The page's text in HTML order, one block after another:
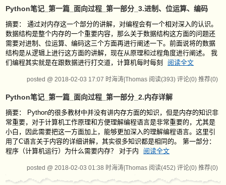
Python笔记_第一篇_面向过程_第一部分_3.进制、位运算、编码
摘要： 通过对内存这一个部分的讲解，对编程会有一个相对深入的认识。
数据结构是整个内存的一个重要内容，那么关于数据结构这方面的问题还
需要对进制、位运算、编码这三个方面再进行阐述一下。前面说将的数据
结构是从逻辑上进行这方面的讲解，现在从原理和过程角度进行阐述。 我
们编程其实就是在跟数据进行打交道，计算机每时每刻
阅读全文
posted @ 2018-02-03 17:07 时海涛|Thomas 阅读(393) 评论(0) 推荐(0)
Python笔记_第一篇_面向过程_第一部分_2.内存详解
摘要： Python的很多教材中并没有讲内存方面的知识，但是内存的知识非
常重要，对于计算机工作原理和方便理解编程语言是非常重要的，尤其是
小白，因此需要把这一方面加上，能够更加深入的理解编程语言。这里引
用了C语言关于内容的详细讲解，其实很多知识都是相同的。 第一部分：
程序（计算机运行）为什么需要内存？ 对于内
阅读全文
posted @ 2018-02-03 01:38 时海涛|Thomas 阅读(452) 评论(0) 推荐(0)